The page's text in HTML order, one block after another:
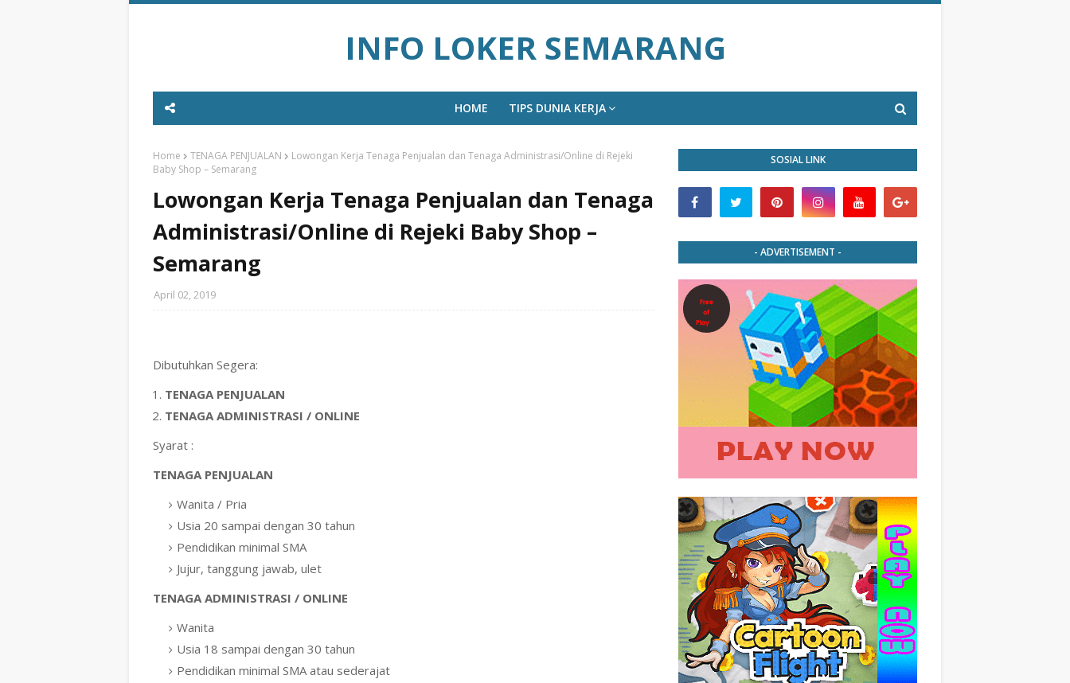
INFO LOKER SEMARANG
HOME TIPS DUNIA KERJA
Home TENAGA PENJUALAN
Lowongan Kerja Tenaga Penjualan dan Tenaga Administrasi/Online di Rejeki
Baby Shop – Semarang
Lowongan Kerja Tenaga Penjualan dan Tenaga
Administrasi/Online di Rejeki Baby Shop –
Semarang
April 02, 2019
Dibutuhkan Segera:
TENAGA PENJUALAN
TENAGA ADMINISTRASI / ONLINE
Syarat :
TENAGA PENJUALAN
Wanita / Pria
Usia 20 sampai dengan 30 tahun
Pendidikan minimal SMA
Jujur, tanggung jawab, ulet
TENAGA ADMINISTRASI / ONLINE
Wanita
Usia 18 sampai dengan 30 tahun
Pendidikan minimal SMA atau sederajat
SOSIAL LINK
- ADVERTISEMENT -